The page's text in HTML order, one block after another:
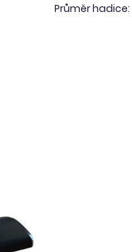
Průměr hadice: